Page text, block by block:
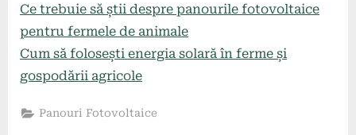
Ce trebuie să știi despre panourile fotovoltaice
pentru fermele de animale
Cum să folosești energia solară în ferme și
gospodării agricole
Panouri Fotovoltaice